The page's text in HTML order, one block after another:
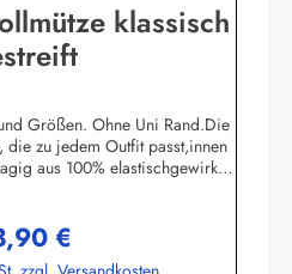
klassisch
Größen. Ohne Uni Rand.Die
die zu jedem Outfit passt,innen
aus 100% elastischgewirkter
Größe 0 - bis 46 cm
1 - bis 52 cm
Preis:
€